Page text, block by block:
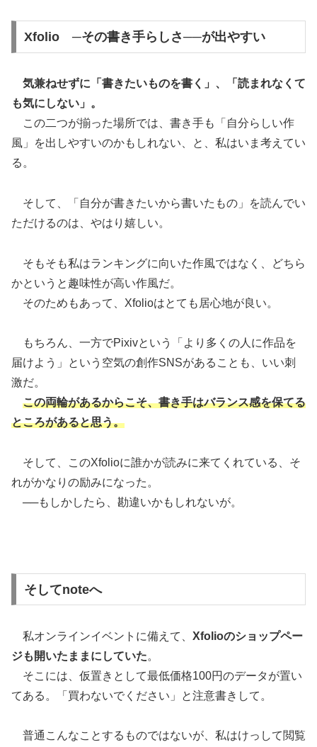
Xfolio ─その書き手らしさ──が出やすい
気兼ねせずに「書きたいものを書く」、「読まれなくて
も気にしない」。
この二つが揃った場所では、書き手も「自分らしい作
風」を出しやすいのかもしれない、と、私はいま考えてい
る。
そして、「自分が書きたいから書いたもの」を読んでい
ただけるのは、やはり嬉しい。
そもそも私はランキングに向いた作風ではなく、どちら
かというと趣味性が高い作風だ。
そのためもあって、Xfolioはとても居心地が良い。
もちろん、一方でPixivという「より多くの人に作品を
届けよう」という空気の創作SNSがあることも、いい刺
激だ。
この両輪があるからこそ、書き手はバランス感を保てる
ところがあると思う。
そして、このXfolioに誰かが読みに来てくれている、そ
れがかなりの励みになった。
──もしかしたら、勘違いかもしれないが。
そしてnoteへ
私オンラインイベントに備えて、 Xfolioのショップペー
ジも開いたままにしていた。
そこには、仮置きとして最低価格100円のデータが置い
てある。「買わないでください」と注意書きして。
普通こんなことするものではないが、私はけっして閲覧